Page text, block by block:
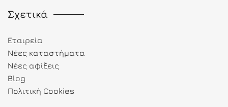
Σχετικά
Εταιρεία
Νέες καταστήματα
Νέες αφίξεις
Blog
Πολιτική Cookies